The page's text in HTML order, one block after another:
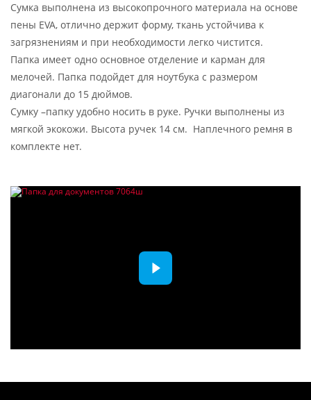
Сумка выполнена из высокопрочного материала на основе
пены EVA, отлично держит форму, ткань устойчива к
загрязнениям и при необходимости легко чистится.
Папка имеет одно основное отделение и карман для
мелочей. Папка подойдет для ноутбука с размером
диагонали до 15 дюймов.
Сумку –папку удобно носить в руке. Ручки выполнены из
мягкой экокожи. Высота ручек 14 см. Наплечного ремня в
комплекте нет.